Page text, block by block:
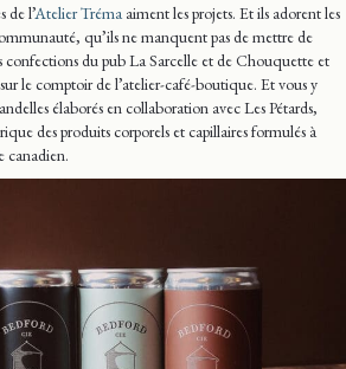
de l’Atelier Tréma aiment les projets. Et ils adorent les
qu’ils ne manquent pas de mettre de
confections du pub La Sarcelle et de Chouquette et
le comptoir de l’atelier-café-boutique. Et vous y
élaborés en collaboration avec Les Pétards,
des produits corporels et capillaires formulés à
canadien.